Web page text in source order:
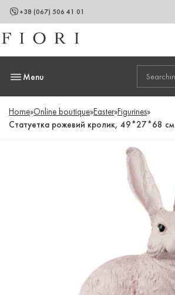
+38 (067) 506 41 01
Menu
Home»Online boutique»Easter»Figurines»
Статуетка рожевий кролик, 49*27*68 см